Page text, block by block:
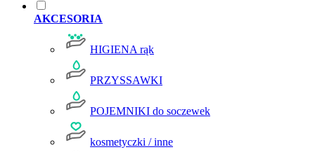
AKCESORIA
HIGIENA rąk
PRZYSSAWKI
POJEMNIKI do soczewek
kosmetyczki / inne